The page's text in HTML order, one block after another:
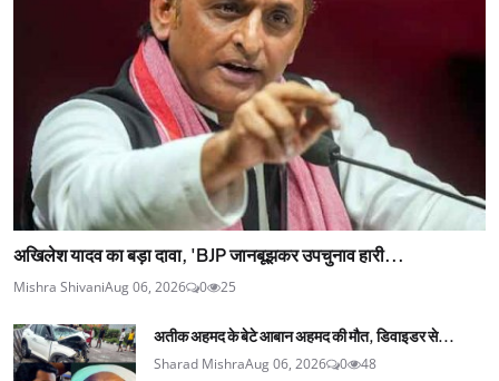
अखिलेश यादव का बड़ा दावा, 'BJP जानबूझकर उपचुनाव हारी...
Mishra ShivaniAug 06, 2026 0 25
अतीक अहमद के बेटे आबान अहमद की मौत, डिवाइडर से...
Sharad MishraAug 06, 2026 0 48